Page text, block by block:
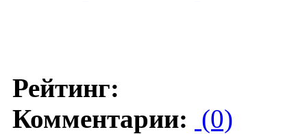
Рейтинг:
Комментарии: (0)